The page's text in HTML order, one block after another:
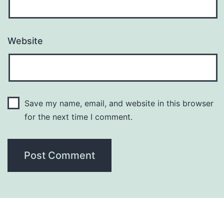
Website
Save my name, email, and website in this browser
for the next time I comment.